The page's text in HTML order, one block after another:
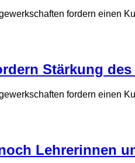
fordern einen
Stärkung
fordern einen
Lehrerinnen